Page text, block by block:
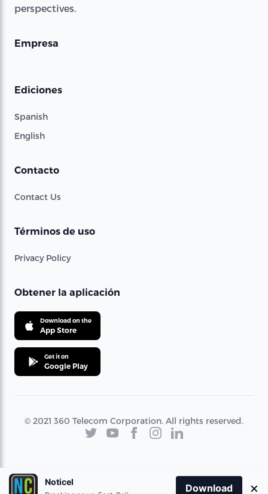
perspectives.
Empresa
Ediciones
Spanish
English
Contacto
Contact Us
Términos de uso
Privacy Policy
Obtener la aplicación
Download on the
App Store
Get it on
Google Play
© 2021 360 Telecom Corporation. All rights reserved.
Noticel
Download ×